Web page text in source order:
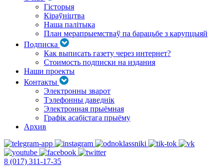
Гісторыя
Кіраўніцтва
Наша палітыка
План мерапрыемстваў па барацьбе з карупцыяй
Подписка
Как выписать газету через интернет?
Стоимость подписки на издания
Наши проекты
Контакты
Электронны зварот
Тэлефонны даведнік
Электронная прыёмная
Графік асабістага прыёму
Архив
8 (017) 311-17-35